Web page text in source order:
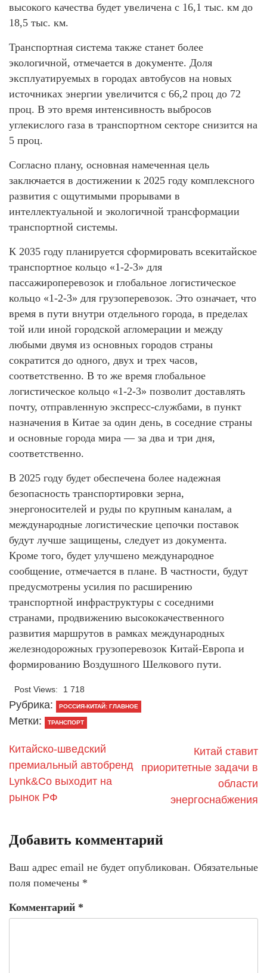
высокого качества будет увеличена с 16,1 тыс. км до
18,5 тыс. км.
Транспортная система также станет более
экологичной, отмечается в документе. Доля
эксплуатируемых в городах автобусов на новых
источниках энергии увеличится с 66,2 проц до 72
проц. В это время интенсивность выбросов
углекислого газа в транспортном секторе снизится на
5 проц.
Согласно плану, основная намеченная цель
заключается в достижении к 2025 году комплексного
развития с ощутимыми прорывами в
интеллектуальной и экологичной трансформации
транспортной системы.
К 2035 году планируется сформировать всекитайское
транспортное кольцо «1-2-3» для
пассажироперевозок и глобальное логистическое
кольцо «1-2-3» для грузоперевозок. Это означает, что
время в пути внутри отдельного города, в пределах
той или иной городской агломерации и между
любыми двумя из основных городов страны
сократится до одного, двух и трех часов,
соответственно. В то же время глобальное
логистическое кольцо «1-2-3» позволит доставлять
почту, отправленную экспресс-службами, в пункт
назначения в Китае за один день, в соседние страны
и основные города мира — за два и три дня,
соответственно.
В 2025 году будет обеспечена более надежная
безопасность транспортировки зерна,
энергоносителей и руды по крупным каналам, а
международные логистические цепочки поставок
будут лучше защищены, следует из документа.
Кроме того, будет улучшено международное
сообщение, отмечается в плане. В частности, будут
предусмотрены усилия по расширению
транспортной инфраструктуры с соседними
странами, продвижению высококачественного
развития маршрутов в рамках международных
железнодорожных грузоперевозок Китай-Европа и
формированию Воздушного Шелкового пути.
Post Views: 1 718
Рубрика: РОССИЯ-КИТАЙ: ГЛАВНОЕ
Метки: ТРАНСПОРТ
Китайско-шведский
премиальный автобренд
Lynk&Co выходит на
рынок РФ
Китай ставит
приоритетные задачи в
области
энергоснабжения
Добавить комментарий
Ваш адрес email не будет опубликован. Обязательные
поля помечены *
Комментарий *